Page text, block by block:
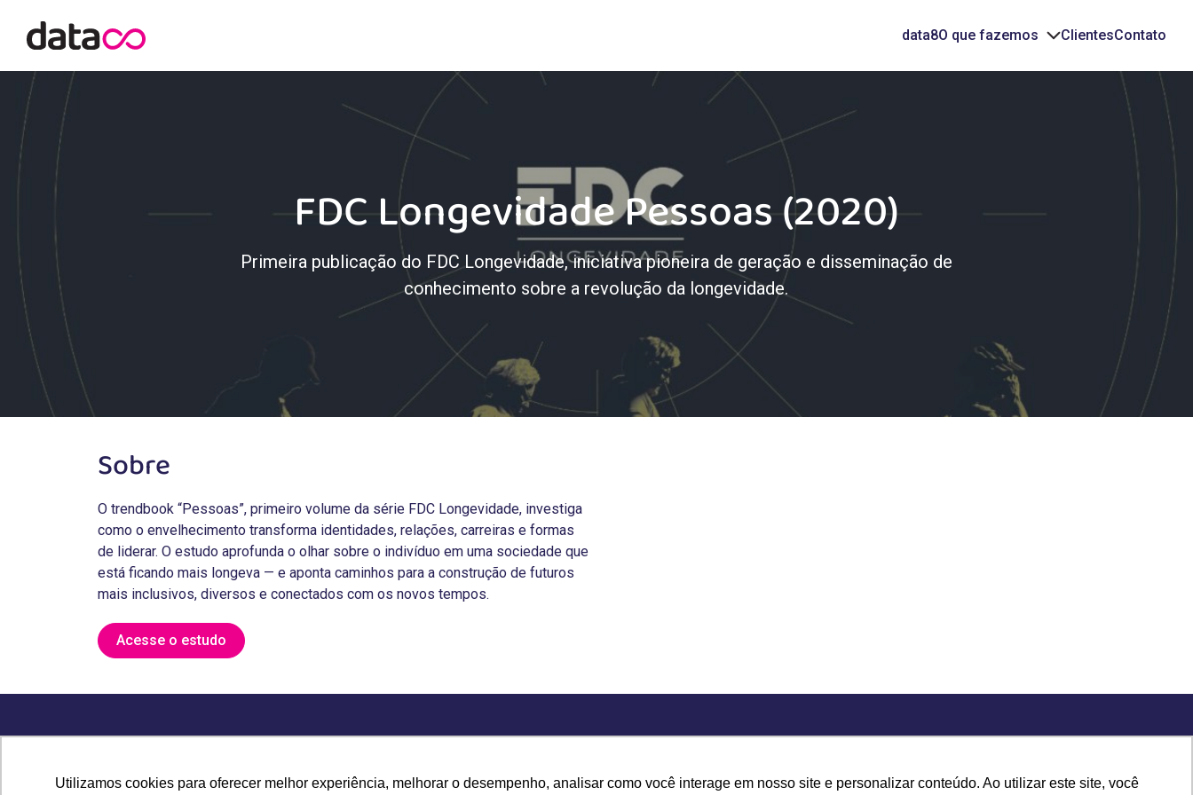
Utilizamos cookies para oferecer melhor experiência, melhorar o desempenho, analisar como você interage em nosso site e personalizar conteúdo. Ao utilizar este site, você
data8O que fazemos ClientesContato
FDC Longevidade Pessoas (2020)
Primeira publicação do FDC Longevidade, iniciativa pioneira de geração e disseminação de
conhecimento sobre a revolução da longevidade.
Sobre
O trendbook “Pessoas”, primeiro volume da série FDC Longevidade, investiga
como o envelhecimento transforma identidades, relações, carreiras e formas
de liderar. O estudo aprofunda o olhar sobre o indivíduo em uma sociedade que
está ficando mais longeva — e aponta caminhos para a construção de futuros
mais inclusivos, diversos e conectados com os novos tempos.
Acesse o estudo
data8
On Boarding 50+
Estudos & Pesquisas Sob
Demanda
Brasil
Prateado
“Há 8 anos criando